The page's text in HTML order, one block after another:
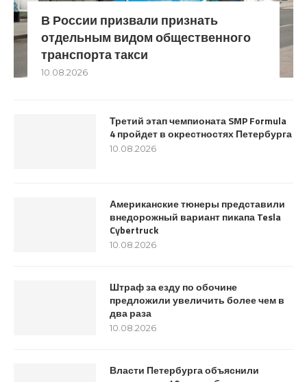
В России призвали признать
отдельным видом общественного
транспорта такси
10.08.2026
Третий этап чемпионата SMP Formula
4 пройдет в окрестностях Петербурга
10.08.2026
Американские тюнеры представили
внедорожный вариант пикапа Tesla
Cybertruck
10.08.2026
Штраф за езду по обочине
предложили увеличить более чем в
два раза
10.08.2026
Власти Петербурга объяснили